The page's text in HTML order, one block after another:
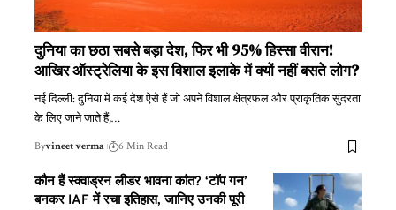
दुनिया का छठा सबसे बड़ा देश, फिर भी 95% हिस्सा वीरान!
आखिर ऑस्ट्रेलिया के इस विशाल इलाके में क्यों नहीं बसते लोग?
नई दिल्ली: दुनिया में कई देश ऐसे हैं जो अपने विशाल क्षेत्रफल और प्राकृतिक सुंदरता
के लिए जाने जाते हैं,…
Byvineet verma 6 Min Read
कौन हैं स्क्वाड्रन लीडर भावना कांत? ‘टॉप गन’
बनकर IAF में रचा इतिहास, जानिए उनकी पूरी